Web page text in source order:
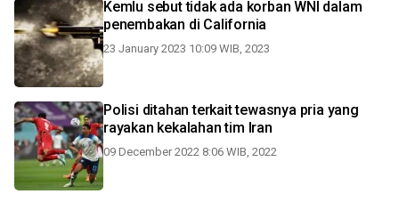
Kemlu sebut tidak ada korban WNI dalam
penembakan di California
23 January 2023 10:09 WIB, 2023
Polisi ditahan terkait tewasnya pria yang
rayakan kekalahan tim Iran
09 December 2022 8:06 WIB, 2022